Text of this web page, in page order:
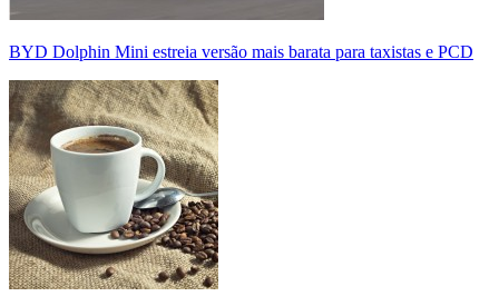
BYD Dolphin Mini estreia versão mais barata para taxistas e PCD